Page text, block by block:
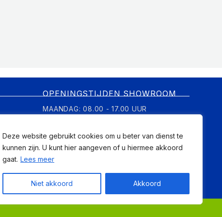
Deze website gebruikt cookies om u beter van dienst te
kunnen zijn. U kunt hier aangeven of u hiermee akkoord
gaat. Lees meer
Niet akkoord Akkoord
OPENINGSTIJDEN SHOWROOM
MAANDAG: 08.00 - 17.00 UUR
WOENSDAG: OP AFSPRAAK
AFSPRAAK